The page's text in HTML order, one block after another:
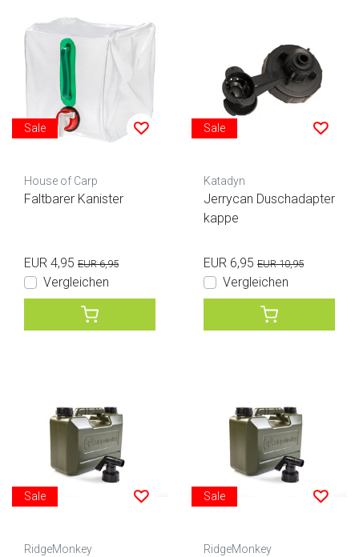
Sale
House of Carp
Faltbarer Kanister
EUR 4,95 EUR 6,95
Vergleichen
Sale
Katadyn
Jerrycan Duschadapter
kappe
EUR 6,95 EUR 10,95
Vergleichen
Sale
RidgeMonkey
Sale
RidgeMonkey